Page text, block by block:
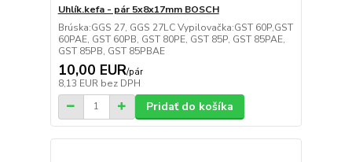
Uhlík.kefa - pár 5x8x17mm BOSCH
Brúska:GGS 27, GGS 27LC Vypilovačka:GST 60P,GST
60PAE, GST 60PB, GST 80PE, GST 85P, GST 85PAE,
GST 85PB, GST 85PBAE
10,00 EUR/pár
8,13 EUR bez DPH
Pridať do košíka